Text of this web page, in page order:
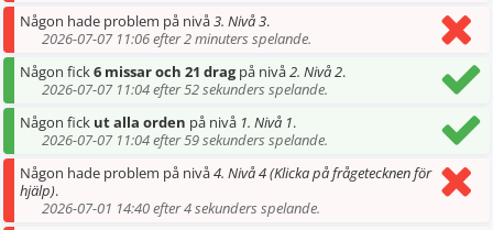
Någon hade problem på nivå3. Nivå 3.
2026-07-07 11:06 efter 2 minuters spelande.
Någon fick6 missar och 21 dragpå nivå2. Nivå 2.
2026-07-07 11:04 efter 52 sekunders spelande.
Någon fick ut alla orden på nivå 1. Nivå 1.
2026-07-07 11:04 efter 59 sekunders spelande.
Någon hade problem på nivå4. Nivå 4 (Klicka på frågetecknen för
hjälp).
2026-07-01 14:40 efter 4 sekunders spelande.